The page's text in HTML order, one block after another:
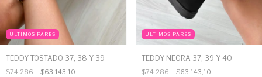
ULTIMOS PARES
TEDDY TOSTADO 37, 38 Y 39
$74.286 $63.143,10
ULTIMOS PARES
TEDDY NEGRA 37, 39 Y 40
$74.286 $63.143,10